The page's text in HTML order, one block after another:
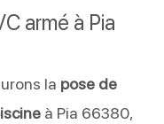
armé à Pia
la pose de
à Pia 66380,